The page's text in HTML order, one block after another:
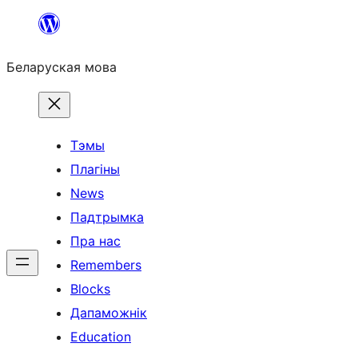
Перайсці
змесціва
Беларуская мова
Тэмы
Плагіны
News
Падтрымка
Пра нас
Remembers
Blocks
Дапаможнік
Education